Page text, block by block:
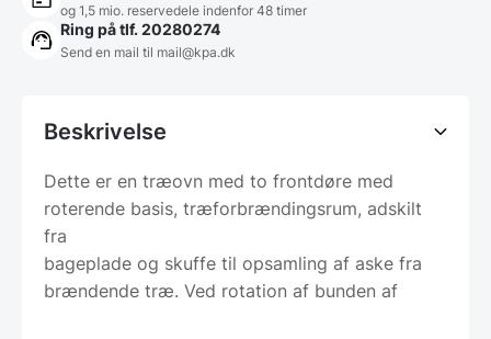
og 1,5 mio. reservedele indenfor 48 timer
Ring på tlf. 20280274
Send en mail til mail@kpa.dk
Beskrivelse
Dette er en træovn med to frontdøre med
roterende basis, træforbrændingsrum, adskilt
fra
bageplade og skuffe til opsamling af aske fra
brændende træ. Ved rotation af bunden af